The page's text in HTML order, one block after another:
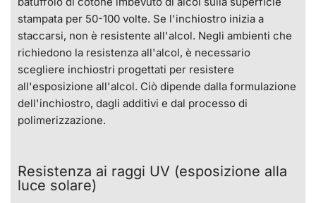
stampata per 50-100 volte. Se l'inchiostro inizia a
staccarsi, non è resistente all'alcol. Negli ambienti che
richiedono la resistenza all'alcol, è necessario
scegliere inchiostri progettati per resistere
all'esposizione all'alcol. Ciò dipende dalla formulazione
dell'inchiostro, dagli additivi e dal processo di
polimerizzazione.
Resistenza ai raggi UV (esposizione alla
luce solare)